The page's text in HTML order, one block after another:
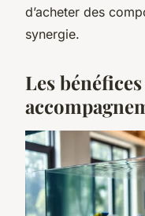
d’acheter des
synergie.
Les